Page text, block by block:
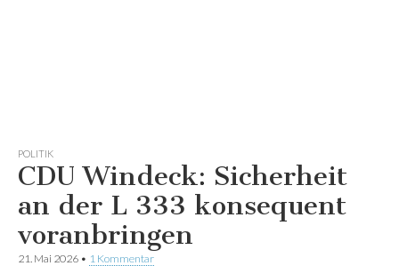
POLITIK
CDU Windeck: Sicherheit
an der L 333 konsequent
voranbringen
21. Mai 2026 • 1 Kommentar